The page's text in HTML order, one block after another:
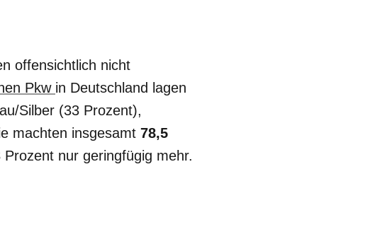
offensichtlich nicht
Pkw in Deutschland lagen
Silber (33 Prozent),
machten insgesamt 78,5
nur geringfügig mehr.